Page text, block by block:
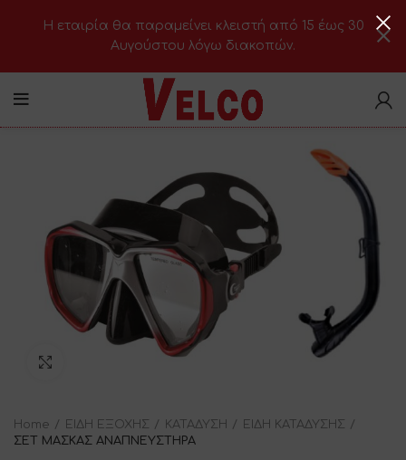
Home ΕΙΔΗ ΕΞΟΧΗΣ ΚΑΤΑΔΥΣΗ
ΕΙΔΗ ΚΑΤΑΔΥΣΗΣ
ΣΕΤ ΜΑΣΚΑΣ ΑΝΑΠΝΕΥΣΤΗΡΑ
H εταιρία θα παραμείνει κλειστή από 15 έως 30
Αυγούστου λόγω διακοπών.